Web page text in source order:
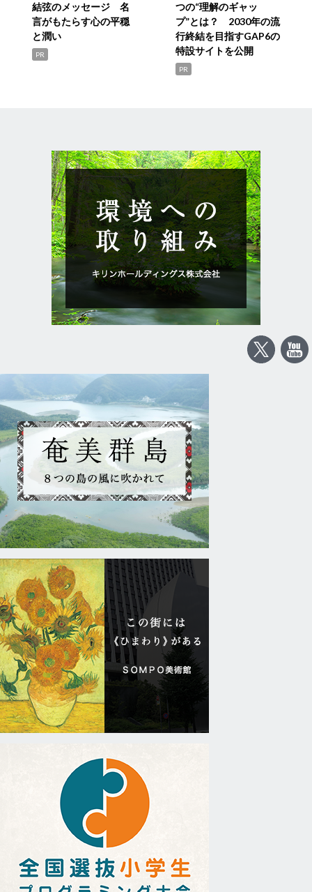
結弦のメッセージ 名
言がもたらす心の平穏
と潤い
PR
つの“理解のギャッ
プ”とは？ 2030年の流
行終結を目指すGAP6の
特設サイトを公開
PR